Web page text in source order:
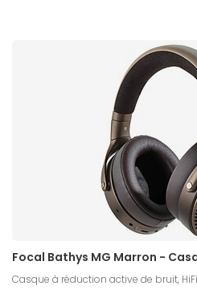
Focal Bathys MG Marron -
Casque à réduction active de bruit,